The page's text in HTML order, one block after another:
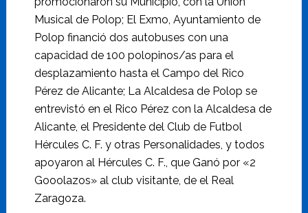
Musical de Polop; El Exmo, Ayuntamiento de
Polop financió dos autobuses con una
capacidad de 100 polopinos/as para el
desplazamiento hasta el Campo del Rico
Pérez de Alicante; La Alcaldesa de Polop se
entrevistó en el Rico Pérez con la Alcaldesa de
Alicante, el Presidente del Club de Futbol
Hércules C. F. y otras Personalidades, y todos
apoyaron al Hércules C. F., que Ganó por «2
Gooolazos» al club visitante, de el Real
Zaragoza.